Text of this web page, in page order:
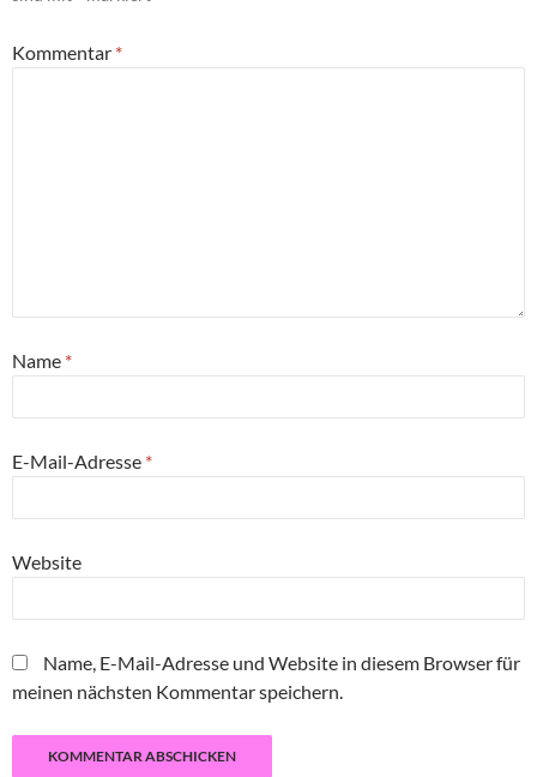
Kommentar *
Name *
E-Mail-Adresse *
Website
Name, E-Mail-Adresse und Website in diesem Browser für
meinen nächsten Kommentar speichern.